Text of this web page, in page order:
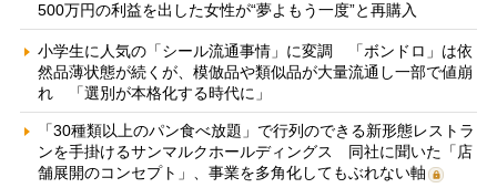
500万円の利益を出した女性が“夢よもう一度”と再購入
小学生に人気の「シール流通事情」に変調 「ボンドロ」は依
然品薄状態が続くが、模倣品や類似品が大量流通し一部で値崩
れ 「選別が本格化する時代に」
「30種類以上のパン食べ放題」で行列のできる新形態レストラ
ンを手掛けるサンマルクホールディングス 同社に聞いた「店
舗展開のコンセプト」、事業を多角化してもぶれない軸